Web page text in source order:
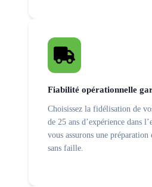
Fiabilité opérationnelle
Choisissez la fidélisation de
de 25 ans d’expérience dans
vous assurons une
sans faille.